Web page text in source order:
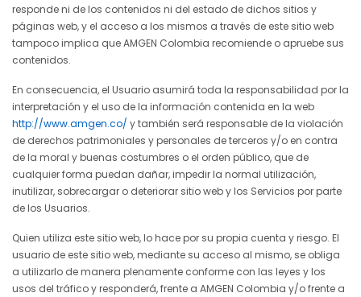
responde ni de los contenidos ni del estado de dichos sitios y
páginas web, y el acceso a los mismos a través de este sitio web
tampoco implica que AMGEN Colombia recomiende o apruebe sus
contenidos.
En consecuencia, el Usuario asumirá toda la responsabilidad por la
interpretación y el uso de la información contenida en la web
http://www.amgen.co/ y también será responsable de la violación
de derechos patrimoniales y personales de terceros y/o en contra
de la moral y buenas costumbres o el orden público, que de
cualquier forma puedan dañar, impedir la normal utilización,
inutilizar, sobrecargar o deteriorar sitio web y los Servicios por parte
de los Usuarios.
Quien utiliza este sitio web, lo hace por su propia cuenta y riesgo. El
usuario de este sitio web, mediante su acceso al mismo, se obliga
a utilizarlo de manera plenamente conforme con las leyes y los
usos del tráfico y responderá, frente a AMGEN Colombia y/o frente a